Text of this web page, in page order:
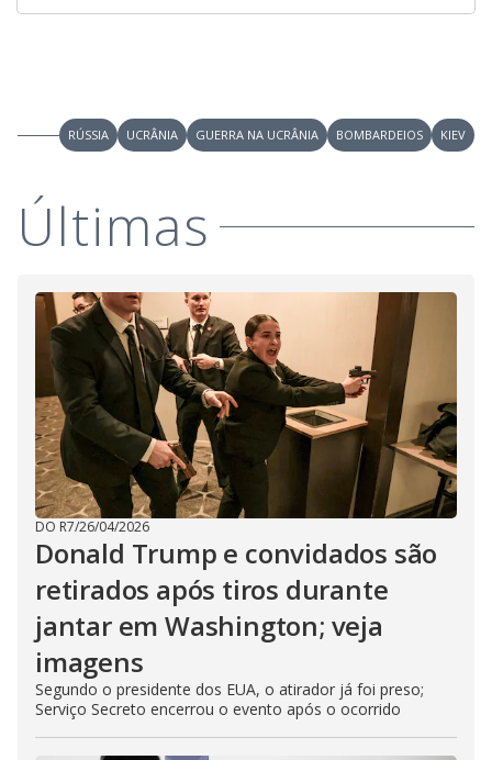
RÚSSIA UCRÂNIA GUERRA NA UCRÂNIA BOMBARDEIOS KIEV
Últimas
DO R7/26/04/2026
Donald Trump e convidados são
retirados após tiros durante
jantar em Washington; veja
imagens
Segundo o presidente dos EUA, o atirador já foi preso;
Serviço Secreto encerrou o evento após o ocorrido